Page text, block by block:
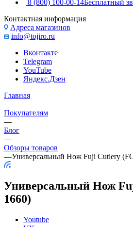
8 (800) 100-00-14Бесплатный
Контактная информация
Адреса магазинов
info@tojiro.ru
Вконтакте
Telegram
YouTube
Яндекс.Дзен
Главная
—
Покупателям
—
Блог
—
Обзоры товаров
—Универсальный Нож Fuji Cutlery
Универсальный Нож
1660)
Youtube